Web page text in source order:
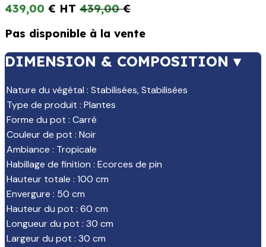
439,00 € 439,00€
Pas disponible à la vente
DIMENSION & COMPOSITION ▾
Nature du végétal : Stabilisées,Stabilisées
Type de produit : Plantes
Forme du pot : Carré
Couleur de pot : Noir
Ambiance : Tropicale
Habillage de finition : Ecorces de pin
Hauteur totale : 100 cm
Envergure : 50 cm
Hauteur du pot : 60 cm
Longueur du pot : 30 cm
Largeur du pot : 30 cm